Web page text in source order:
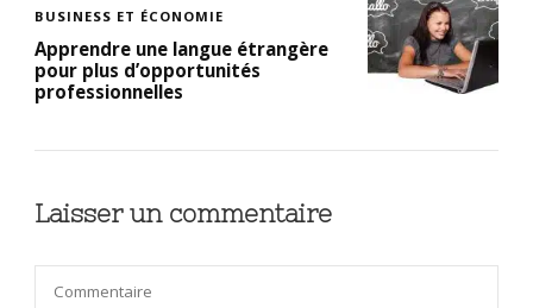
BUSINESS ET ÉCONOMIE
Apprendre une langue étrangère
pour plus d’opportunités
professionnelles
Laisser un commentaire